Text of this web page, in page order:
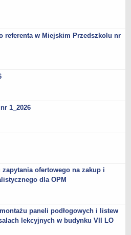
referenta w Miejskim Przedszkolu nr
1_2026
ofertowego na zakup i
dla OPM
paneli podłogowych i listew
lekcyjnych w budynku VII LO